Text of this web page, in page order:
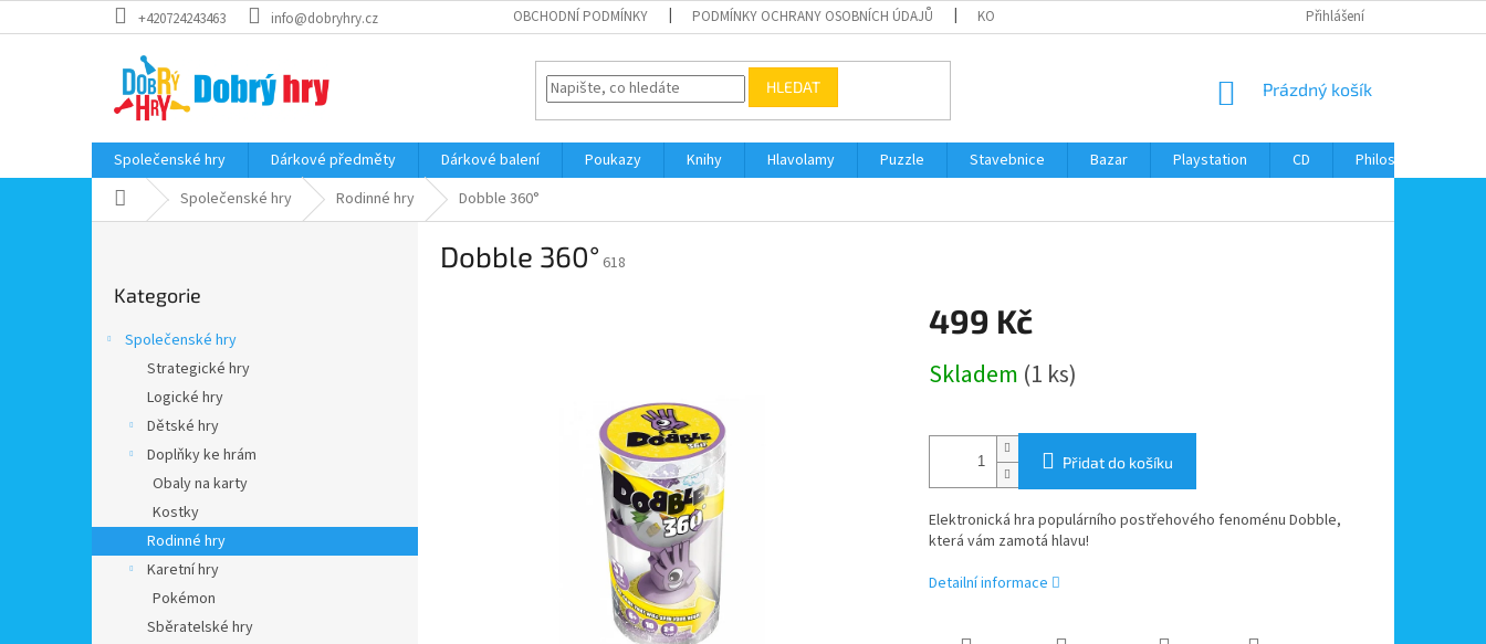
na
+420724243463 info@dobryhry.cz OBCHODNÍ PODMÍNKY PODMÍNKY OCHRANY OSOBNÍCH ÚDAJŮ KONTAKTY Přihlášení
HLEDAT
NÁKUPNÍ
Prázdný košík
Společenské hry Dárkové předměty Dárkové balení Poukazy Knihy Hlavolamy Puzzle Stavebnice Bazar Playstation CD Philos
Domů Společenské hry Rodinné hry Dobble 360°
e
l
kategorie
Kategorie
Společenské hry
Strategické hry
Logické hry
Dětské hry
Doplňky ke hrám
Obaly na karty
Kostky
Rodinné hry
Karetní hry
Pokémon
Sběratelské hry
Dobble 360° 618
499 Kč
cena:
Skladem (1 ks)
Přidat do košíku
Elektronická hra populárního postřehového fenoménu Dobble,
která vám zamotá hlavu!
Detailní informace